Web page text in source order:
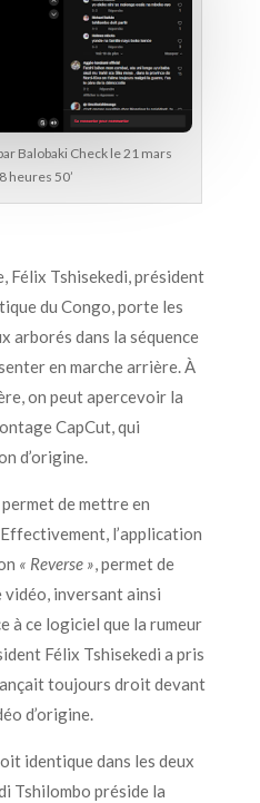
Balobaki Check le 21 mars
heures 50’
Félix Tshisekedi, président
du Congo, porte les
arborés dans la séquence
en marche arrière. À
on peut apercevoir la
CapCut, qui
d’origine.
de mettre en
l’application
« Reverse », permet de
vidéo, inversant ainsi
à ce logiciel que la rumeur
Félix Tshisekedi a pris
toujours droit devant
d’origine.
identique dans les deux
Tshilombo préside la